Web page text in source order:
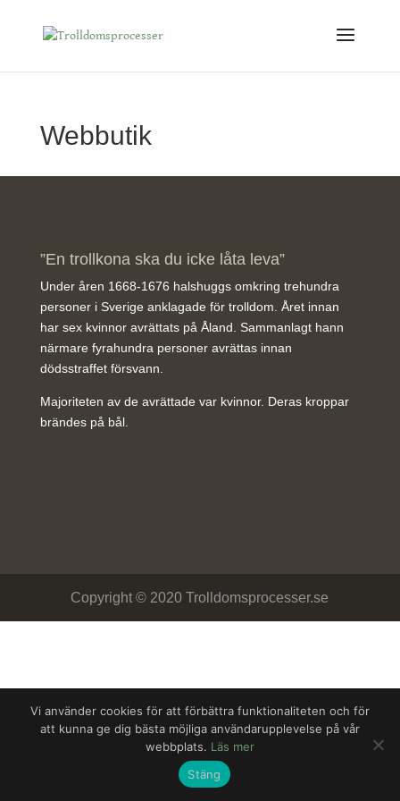
Webbutik
”En trollkona ska du icke låta leva”
Under åren 1668-1676 halshuggs omkring trehundra
personer i Sverige anklagade för trolldom. Året innan
har sex kvinnor avrättats på Åland. Sammanlagt hann
närmare fyrahundra personer avrättas innan
dödsstraffet försvann.
Majoriteten av de avrättade var kvinnor. Deras kroppar
brändes på bål.
Copyright © 2020 Trolldomsprocesser.se
Vi använder cookies för att förbättra funktionaliteten och för
att kunna ge dig bästa möjliga användarupplevelse på vår
webbplats. Läs mer
Stäng